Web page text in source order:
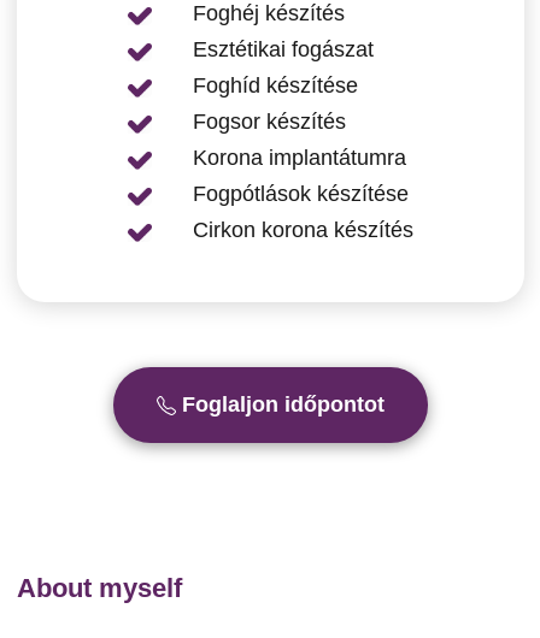
Foghéj készítés
Esztétikai fogászat
Foghíd készítése
Fogsor készítés
Korona implantátumra
Fogpótlások készítése
Cirkon korona készítés
Foglaljon időpontot
About myself